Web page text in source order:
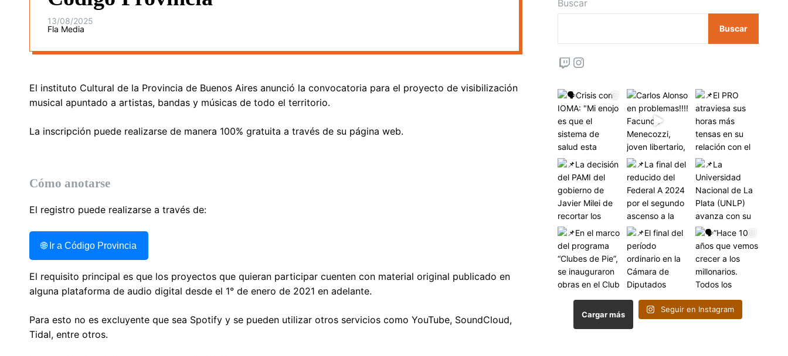
13/08/2025
Fla Media
El instituto Cultural de la Provincia de Buenos Aires anunció la convocatoria para el proyecto de visibilización
musical apuntado a artistas, bandas y músicas de todo el territorio.
La inscripción puede realizarse de manera 100% gratuita a través de su página web.
Cómo anotarse
El registro puede realizarse a través de:
🌐 Ir a Código Provincia
El requisito principal es que los proyectos que quieran participar cuenten con material original publicado en
alguna plataforma de audio digital desde el 1° de enero de 2021 en adelante.
Para esto no es excluyente que sea Spotify y se pueden utilizar otros servicios como YouTube, SoundCloud,
Tidal, entre otros.
Buscar
Buscar
Twitch
Cargar más
Seguir en Instagram